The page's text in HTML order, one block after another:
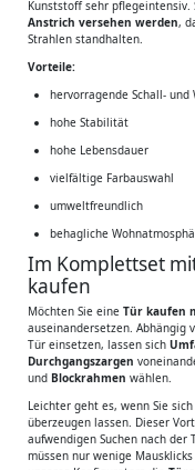
Kunststoff sehr pflegeintensiv.
Anstrich versehen werden,
Strahlen standhalten.
Vorteile:
hervorragende Schall- und
hohe Stabilität
hohe Lebensdauer
vielfältige Farbauswahl
umweltfreundlich
behagliche
Im Komplettset
kaufen
Möchten Sie eine Tür kaufen
auseinandersetzen. Abhängig
Tür einsetzen, lassen sich
Durchgangszargen
und Blockrahmen wählen.
Leichter geht es, wenn Sie
überzeugen lassen. Dieser
aufwendigen Suchen nach der
müssen nur wenige